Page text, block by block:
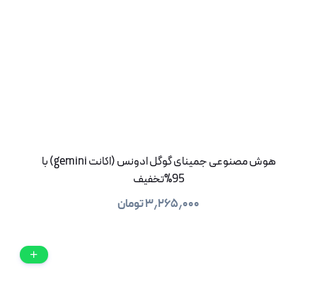
هوش مصنوعی جمینای گوگل ادونس (اکانت gemini) با
95%تخفیف
۳٫۲۶۵٫۰۰۰تومان